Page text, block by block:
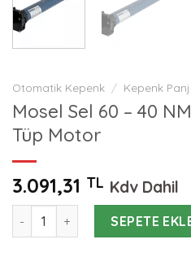
Otomatik Kepenk / Kepenk
Mosel Sel 60 – 40
Tüp Motor
3.091,31 TL Kdv Dahil
Mosel Sel 60 – 40 NM NHK
SEPETE